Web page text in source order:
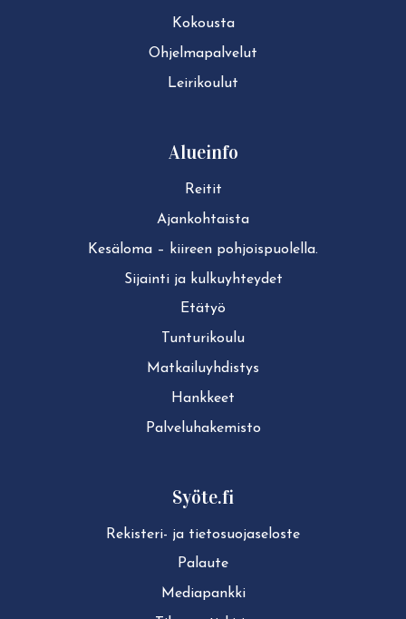
Kokousta
Ohjelmapalvelut
Leirikoulut
Alueinfo
Reitit
Ajan­koh­tais­ta
Kesäloma – kiireen pohjoispuolella.
Sijainti ja kul­ku­yh­tey­det
Etätyö
Tun­tu­ri­kou­lu
Mat­kai­lu­yh­dis­tys
Hankkeet
Pal­ve­lu­ha­ke­mis­to
Syöte.fi
Rekisteri- ja tie­to­suo­ja­se­los­te
Palaute
Mediapankki